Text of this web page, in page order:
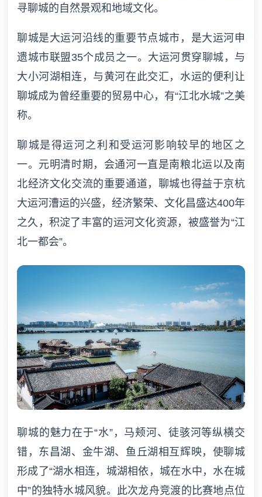
寻聊城的自然景观和地域文化。
聊城是大运河沿线的重要节点城市，是大运河申
遗城市联盟35个成员之一。大运河贯穿聊城，与
大小河湖相连，与黄河在此交汇，水运的便利让
聊城成为曾经重要的贸易中心，有“江北水城”之美
称。
聊城是得运河之利和受运河影响较早的地区之
一。元明清时期，会通河一直是南粮北运以及南
北经济文化交流的重要通道，聊城也得益于京杭
大运河漕运的兴盛，经济繁荣、文化昌盛达400年
之久，积淀了丰富的运河文化资源，被盛誉为“江
北一都会”。
聊城的魅力在于“水”，马颊河、徒骇河等纵横交
错，东昌湖、金牛湖、鱼丘湖相互辉映，使聊城
形成了“湖水相连，城湖相依，城在水中，水在城
中”的独特水城风貌。此次龙舟竞渡的比赛地点位